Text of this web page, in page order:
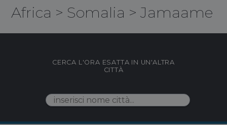
Africa > Somalia >Jamaame
CERCA L'ORA ESATTA IN UN'ALTRA
CITTÀ